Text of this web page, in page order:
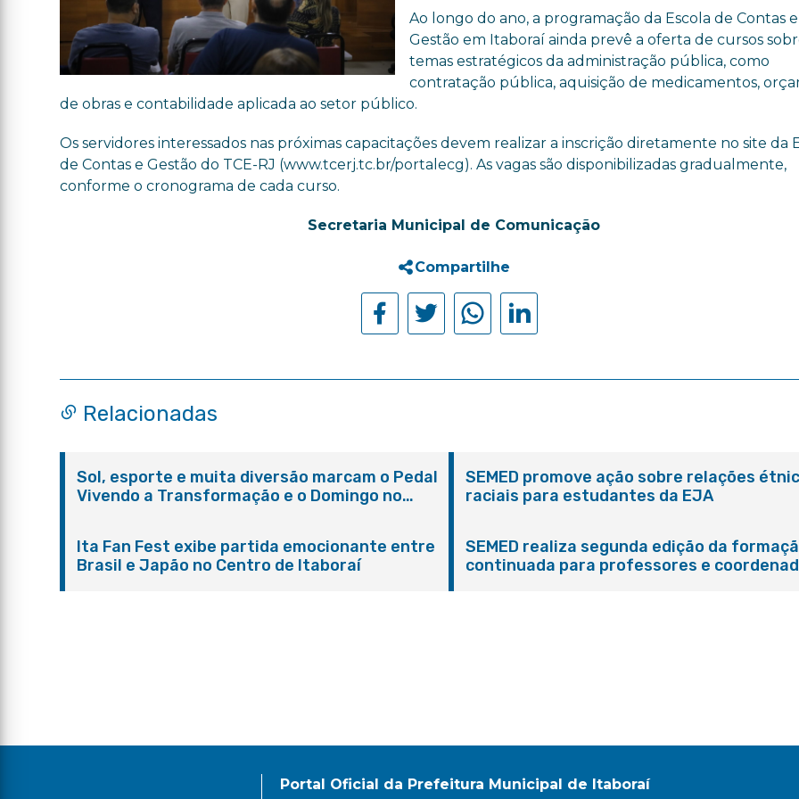
Ao longo do ano, a programação da Escola de Contas e
Gestão em Itaboraí ainda prevê a oferta de cursos
temas estratégicos da administração pública, como
contratação pública, aquisição de medicamentos,
de obras e contabilidade aplicada ao setor público.
Os servidores interessados nas próximas capacitações devem realizar a inscrição diretamente no site da
de Contas e Gestão do TCE-RJ (www.tcerj.tc.br/portalecg). As vagas são disponibilizadas gradualmente,
conforme o cronograma de cada curso.
Secretaria Municipal de Comunicação
Compartilhe
Relacionadas
Sol, esporte e muita diversão marcam o Pedal
Vivendo a Transformação e o Domingo no
SEMED promove ação sobre relações
raciais para estudantes da EJA
Ita Fan Fest exibe partida emocionante entre
Brasil e Japão no Centro de Itaboraí
SEMED realiza segunda edição da
continuada para professores e
Portal Oficial da Prefeitura Municipal de Itaboraí